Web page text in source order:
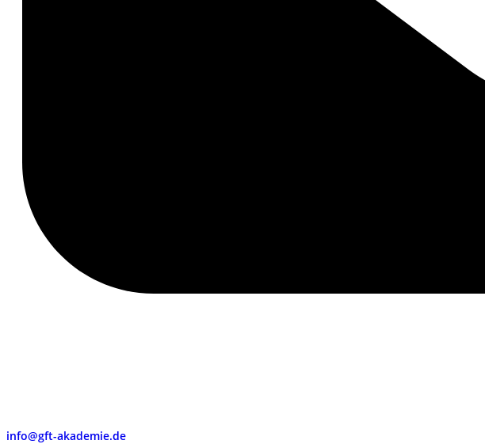
info@gft-akademie.de